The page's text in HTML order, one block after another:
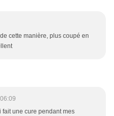
cette manière, plus coupé en
une cure pendant mes